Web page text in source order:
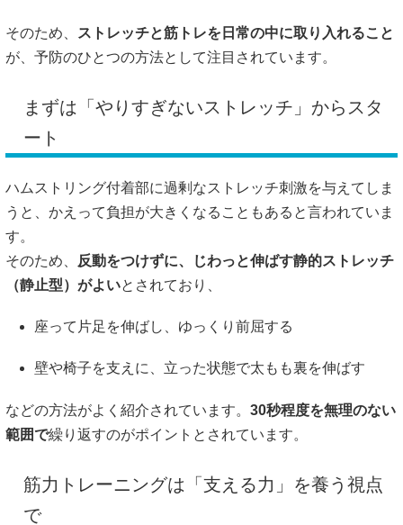
そのため、
ストレッチと筋トレを日常の中に取り入れること
が、予防のひとつの方法として注目されています。
まずは「やりすぎないストレッチ」からスタ
ート
ハムストリング付着部に過剰なストレッチ刺激を与えてしま
うと、かえって負担が大きくなることもあると言われていま
す。
そのため、
反動をつけずに、じわっと伸ばす静的ストレッチ
（静止型）がよいとされており、
座って片足を伸ばし、ゆっくり前屈する
壁や椅子を支えに、立った状態で太もも裏を伸ばす
などの方法がよく紹介されています。 30秒程度を無理のない
範囲で繰り返すのがポイントとされています。
筋力トレーニングは「支える力」を養う視点
で